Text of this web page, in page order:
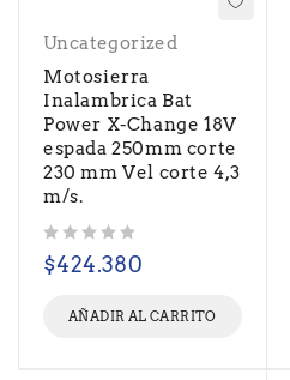
Uncategorized
Motosierra
Inalambrica Bat
Power X-Change 18V
espada 250mm corte
230 mm Vel corte 4,3
m/s.
$424.380
AÑADIR AL CARRITO